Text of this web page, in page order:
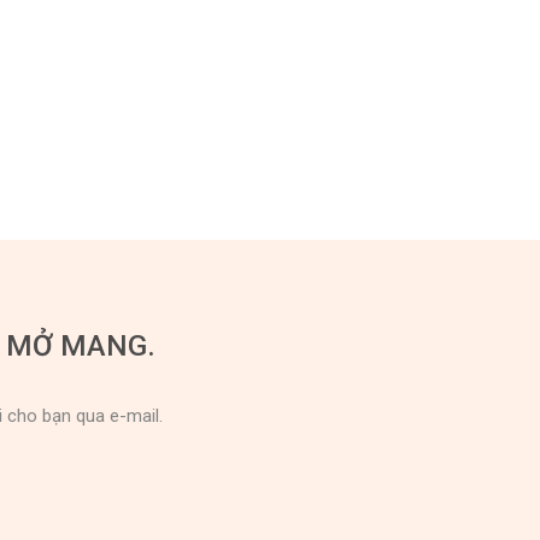
MỞ MANG.
bạn qua e-mail.